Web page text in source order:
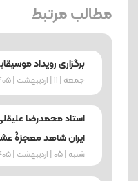
مطالب مرتبط
برگزاری رویداد
جمعه | 11 | اردیبهشت | 1405
استاد محمدرضا
ایران شاهد معجزۀ
شنبه | 05 | اردیبهشت | 1405